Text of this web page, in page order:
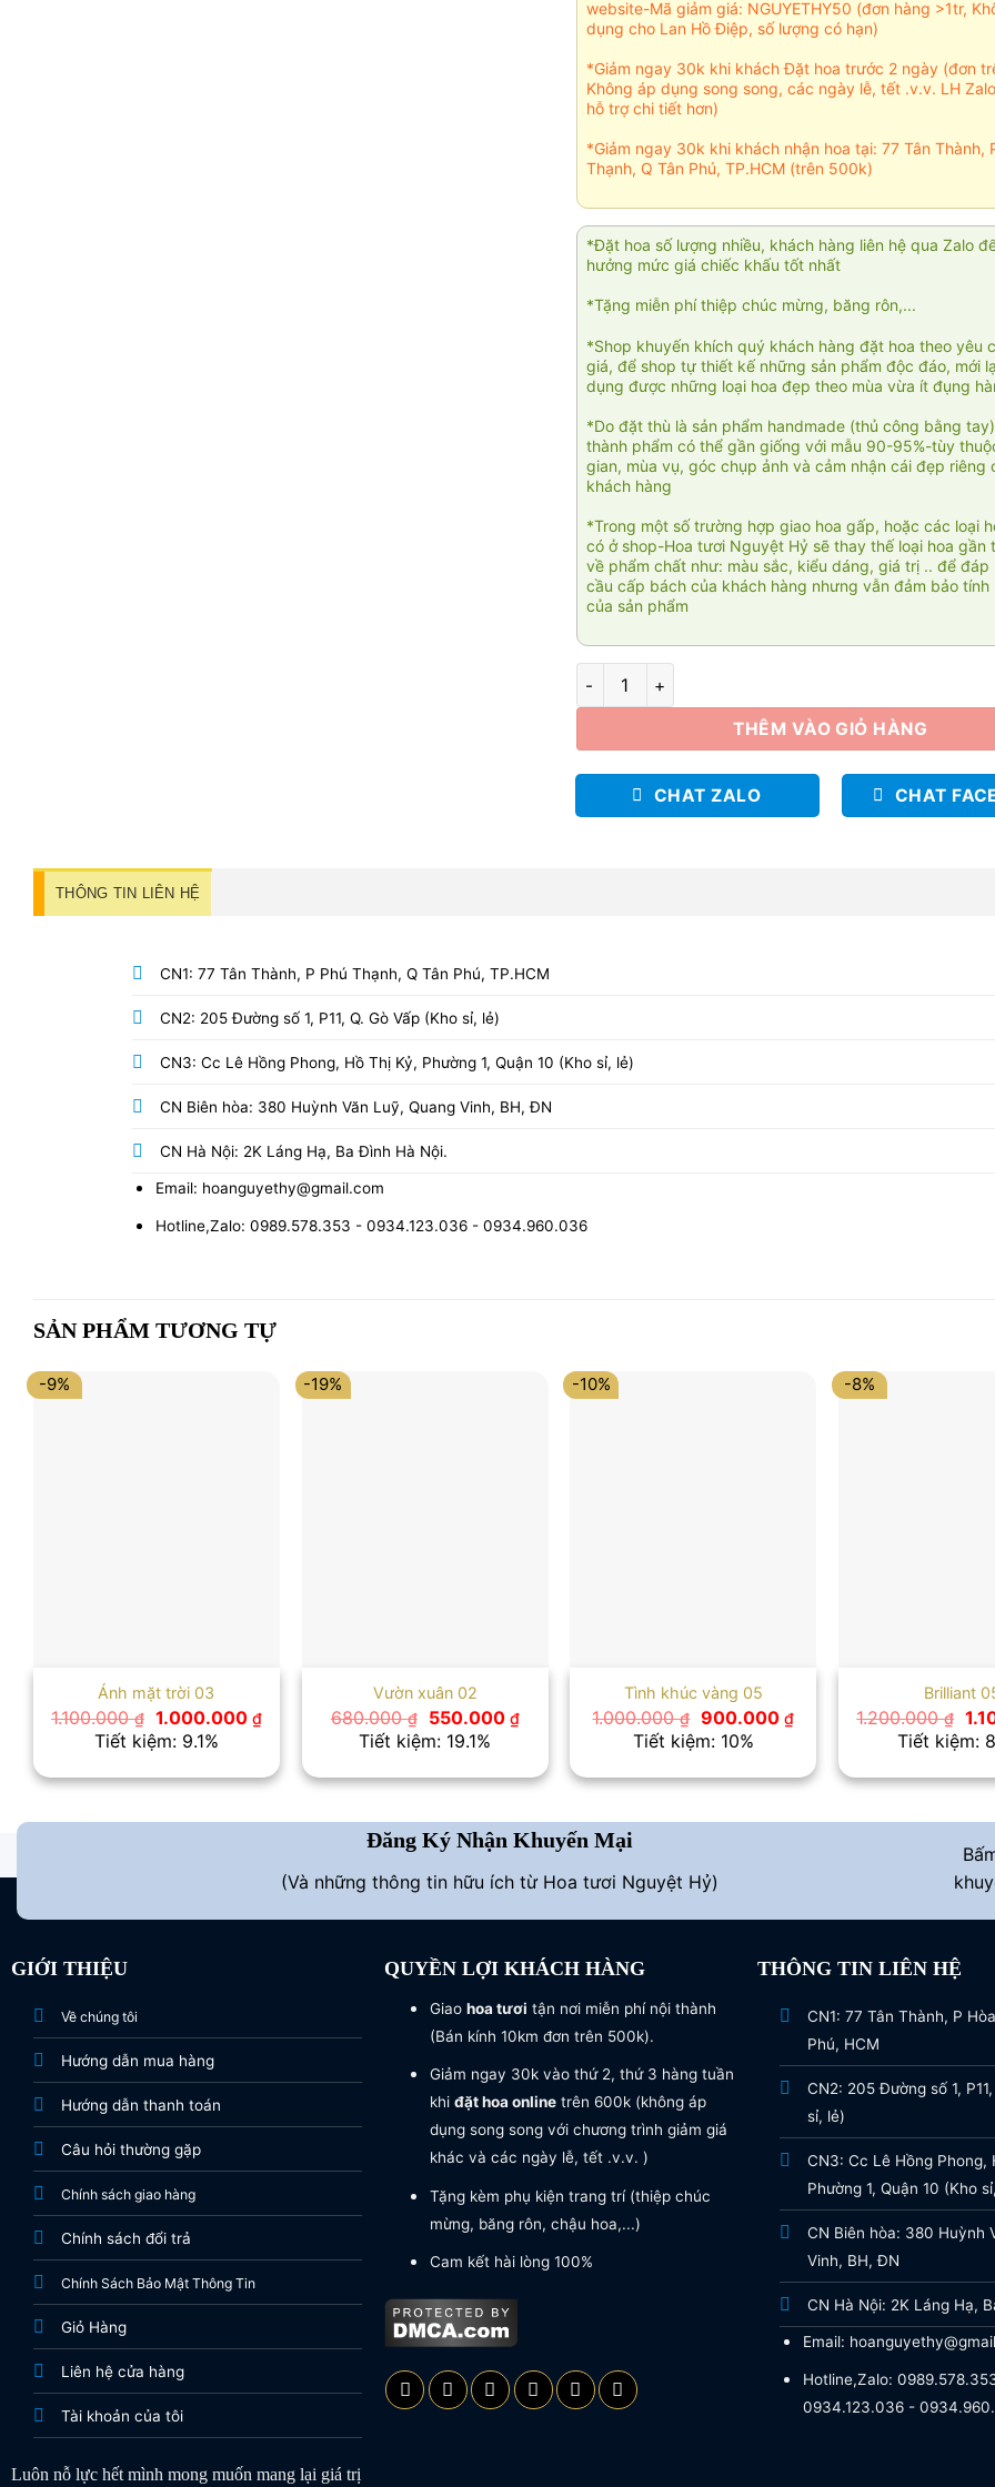
website-Mã giảm giá: NGUYETHY50 (đơn hàng >1tr,
dụng cho Lan Hồ Điệp, số lượng có hạn)
*Giảm ngay 30k khi khách Đặt hoa trước 2 ngày (đơn
Không áp dụng song song, các ngày lễ, tết .v.v. LH
hỗ trợ chi tiết hơn)
*Giảm ngay 30k khi khách nhận hoa tại: 77 Tân Thành,
Thạnh, Q Tân Phú, TP.HCM (trên 500k)
*Đặt hoa số lượng nhiều, khách hàng liên hệ qua Zalo
hưởng mức giá chiếc khấu tốt nhất
*Tặng miễn phí thiệp chúc mừng, băng rôn,...
*Shop khuyến khích quý khách hàng đặt hoa theo yêu
giá, để shop tự thiết kế những sản phẩm độc đáo, mới
dụng được những loại hoa đẹp theo mùa vừa ít đụng
*Do đặt thù là sản phẩm handmade (thủ công bằng
thành phẩm có thể gần giống với mẫu 90-95%-tùy
gian, mùa vụ, góc chụp ảnh và cảm nhận cái đẹp riêng
khách hàng
*Trong một số trường hợp giao hoa gấp, hoặc các loại
có ở shop-Hoa tươi Nguyệt Hỷ sẽ thay thế loại hoa gần
về phẩm chất như: màu sắc, kiểu dáng, giá trị .. để đáp
cầu cấp bách của khách hàng nhưng vẫn đảm bảo tính
của sản phẩm
Romantique 005 số lượng
THÊM VÀO GIỎ HÀNG
CHAT ZALO CHAT
THÔNG TIN LIÊN HỆ
CN1: 77 Tân Thành, P Phú Thạnh, Q Tân Phú, TP.HCM
CN2: 205 Đường số 1, P11, Q. Gò Vấp (Kho sỉ, lẻ)
CN3: Cc Lê Hồng Phong, Hồ Thị Kỷ, Phường 1, Quận 10 (Kho sỉ, lẻ)
CN Biên hòa: 380 Huỳnh Văn Luỹ, Quang Vinh, BH, ĐN
CN Hà Nội: 2K Láng Hạ, Ba Đình Hà Nội.
Email: hoanguyethy@gmail.com
Hotline,Zalo: 0989.578.353 - 0934.123.036 - 0934.960.036
SẢN PHẨM TƯƠNG TỰ
-9%
Ánh mặt trời 03
1.100.000₫ Giá
gốc
là:
1.000.000 ₫Giá
hiện
là:
1.000.000 ₫.
Tiết kiệm: 9.1%
-19%
Vườn xuân 02
680.000₫
Giá
gốc
là:
550.000 ₫Giá
hiện
550.000 ₫.
Tiết kiệm: 19.1%
-10%
Tình khúc vàng 05
1.000.000₫ Giá
gốc
là:
900.000₫Giá
là:
900.000 ₫.
Tiết kiệm: 10%
-8%
Brilliant
1.200.000₫ Giá
gốc
là:
Tiết kiệm:
Đăng Ký Nhận Khuyến Mại
(Và những thông tin hữu ích từ Hoa tươi Nguyệt Hỷ)
GIỚI THIỆU
Về chúng tôi
Hướng dẫn mua hàng
Hướng dẫn thanh toán
Câu hỏi thường gặp
Chính sách giao hàng
Chính sách đổi trả
Chính Sách Bảo Mật Thông Tin
Giỏ Hàng
Liên hệ cửa hàng
Tài khoản của tôi
Luôn nỗ lực hết mình mong muốn mang lại giá trị
QUYỀN LỢI KHÁCH HÀNG
Giao hoa tươi tận nơi miễn phí nội thành
(Bán kính 10km đơn trên 500k).
Giảm ngay 30k vào thứ 2, thứ 3 hàng tuần
khi đặt hoa onlinetrên 600k (không áp
dụng song song với chương trình giảm giá
khác và các ngày lễ, tết .v.v. )
Tặng kèm phụ kiện trang trí (thiệp chúc
mừng, băng rôn, chậu hoa,...)
Cam kết hài lòng 100%
THÔNG TIN LIÊN HỆ
CN1: 77 Tân Thành, P
Phú, HCM
CN2: 205 Đường số 1,
sỉ, lẻ)
CN3: Cc Lê Hồng Phong,
Phường 1, Quận 10 (Kho
CN Biên hòa: 380 Huỳnh
Vinh, BH, ĐN
CN Hà Nội: 2K Láng Hạ,
Email:
Hotline,Zalo:
0934.123.036 -